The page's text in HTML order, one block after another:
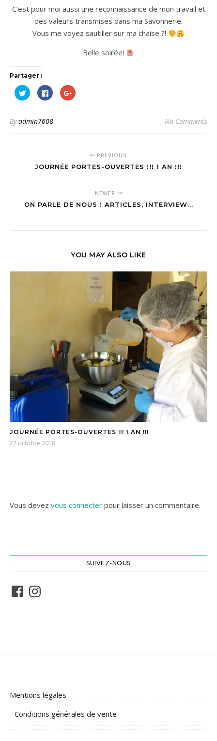
C’est pour moi aussi une reconnaissance de mon travail et
des valeurs transmises dans ma Savonnerie.
Vous me voyez sautiller sur ma chaise ?!
Belle soirée!
Partager :
Cliquez
pour
partager
dans
une
Cliquez
pour
partager
dans
une
Cliquez
pour
Byadmin7608 No Comments
PREVIOUS
JOURNÉE PORTES-OUVERTES !!! 1 AN !!!
NEWER
ON PARLE DE NOUS ! ARTICLES, INTERVIEW...
YOU MAY ALSO LIKE
JOURNÉE PORTES-OUVERTES !!! 1 AN !!!
27 octobre 2018
Vous devez vous connecter pour laisser un commentaire.
SUIVEZ-NOUS
FacebookInstagram
Mentions légales
Conditions générales de vente